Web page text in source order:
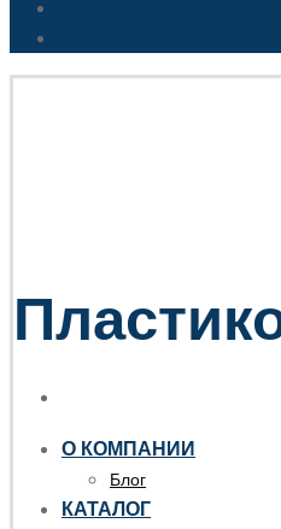
О КОМПАНИИ
Блог
КАТАЛОГ